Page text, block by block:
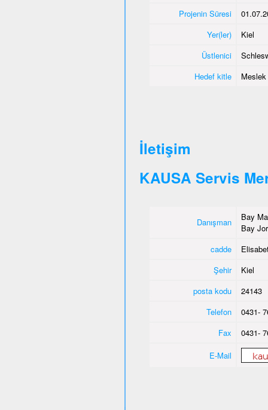
Projenin Süresi
Yer(ler)
Kiel
Üstlenici
Hedef kitle
İletişim
KAUSA Servis
Danışman
Bay
Bay
cadde
Şehir
Kiel
posta kodu
24143
Telefon
0431-
Fax
0431-
E-Mail